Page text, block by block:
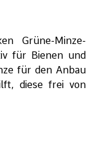
Grüne-Minze-
für Bienen und
für den Anbau
diese frei von